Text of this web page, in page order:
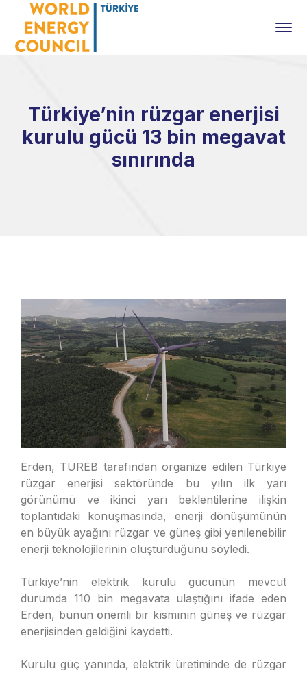
Türkiye’nin rüzgar enerjisi
kurulu gücü 13 bin megavat
sınırında
Erden, TÜREB tarafından organize edilen Türkiye
rüzgar enerjisi sektöründe bu yılın ilk yarı
görünümü ve ikinci yarı beklentilerine ilişkin
toplantıdaki konuşmasında, enerji dönüşümünün
en büyük ayağını rüzgar ve güneş gibi yenilenebilir
enerji teknolojilerinin oluşturduğunu söyledi.
Türkiye’nin elektrik kurulu gücünün mevcut
durumda 110 bin megavata ulaştığını ifade eden
Erden, bunun önemli bir kısmının güneş ve rüzgar
enerjisinden geldiğini kaydetti.
Kurulu güç yanında, elektrik üretiminde de rüzgar